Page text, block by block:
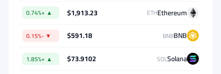
تساؤلات
صعبة
Ethereum
ETH
$1,913.23
▲ +0.74%
BNB
BNB
$591.18
▼ -0.15%
Solana
SOL
$73.9102
▲ +1.85%